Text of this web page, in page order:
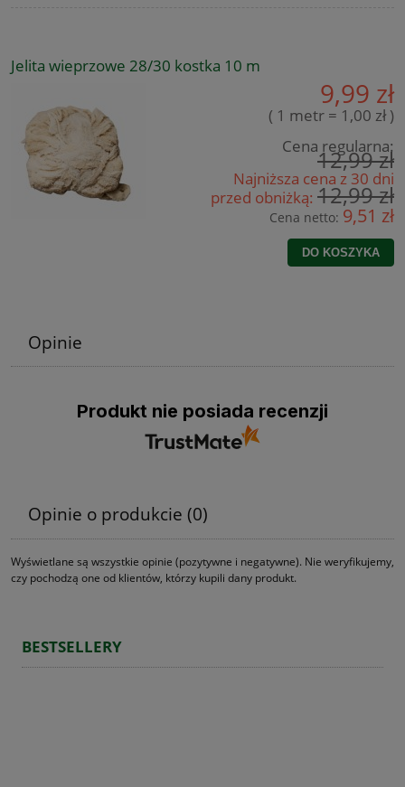
Jelita wieprzowe 28/30 kostka 10 m
9,99 zł
( 1 metr = 1,00 zł )
Cena regularna:
12,99 zł
Najniższa cena z 30 dni
przed obniżką: 12,99 zł
Cena netto: 9,51 zł
DO KOSZYKA
Opinie
Produkt nie posiada recenzji
Opinie o produkcie (0)
Wyświetlane są wszystkie opinie (pozytywne i negatywne). Nie weryfikujemy,
czy pochodzą one od klientów, którzy kupili dany produkt.
BESTSELLERY